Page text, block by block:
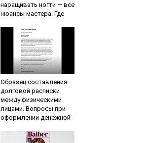
наращивать ногти — все
нюансы мастера. Где
наращиванию
Образец составления
долговой расписки
между физическими
лицами. Вопросы при
оформлении денежной